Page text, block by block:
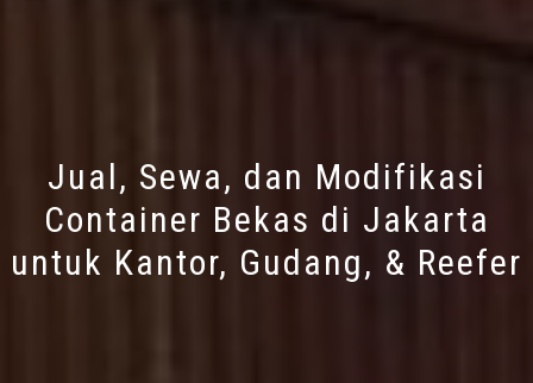
Jual, Sewa, dan Modifikasi
Container Bekas di Jakarta
untuk Kantor, Gudang, & Reefer